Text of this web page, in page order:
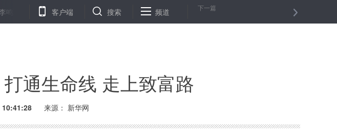
战线的英雄 “回租贷”成校园安全隐患 学生资管中心发预警 昆明警方捣毁境外电信诈骗窝点 抓获
客户端 搜索 频道 下一篇
通生命线 走上致富路
10:41:28 来源： 新华网